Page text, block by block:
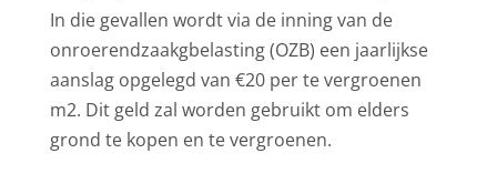
In die gevallen wordt via de inning van de
onroerendzaakgbelasting (OZB) een jaarlijkse
aanslag opgelegd van €20 per te vergroenen
m2. Dit geld zal worden gebruikt om elders
grond te kopen en te vergroenen.